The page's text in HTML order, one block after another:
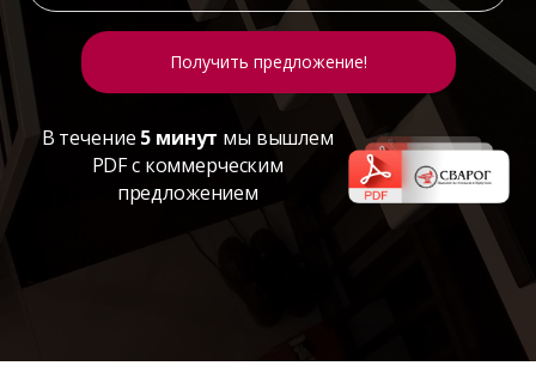
В течение 5 минут мы вышлем
PDF с коммерческим
предложением